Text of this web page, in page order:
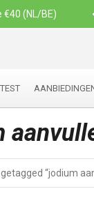
€40 (NL/BE)
“jodium